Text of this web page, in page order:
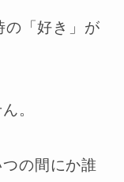
の「好き」が
。
の間にか誰